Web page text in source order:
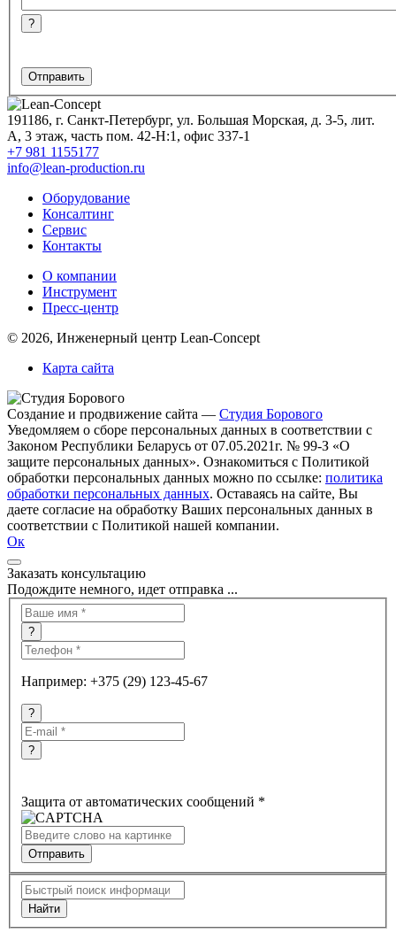
?
191186, г. Санкт-Петербург, ул. Большая Морская, д. 3-5, лит.
А, 3 этаж, часть пом. 42-Н:1, офис 337-1
+7 981 1155177
info@lean-production.ru
Оборудование
Консалтинг
Сервис
Контакты
O компании
Инструмент
Пресс-центр
© 2026, Инженерный центр Lean-Concept
Карта сайта
Создание и продвижение сайта — Студия Борового
Уведомляем о сборе персональных данных в соответствии с
Законом Республики Беларусь от 07.05.2021г. № 99-З «О
защите персональных данных». Ознакомиться с Политикой
обработки персональных данных можно по ссылке: политика
обработки персональных данных. Оставаясь на сайте, Вы
даете согласие на обработку Ваших персональных данных в
соответствии с Политикой нашей компании.
Ок
Заказать консультацию
Подождите немного, идет отправка ...
?
Например: +375 (29) 123-45-67
?
?
Защита от автоматических сообщений *
Найти